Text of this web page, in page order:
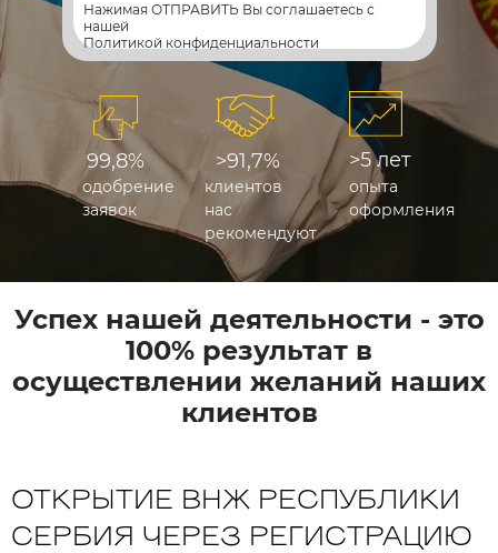
99,8%
одобрение
заявок
>5 лет
опыта
оформления
>91,7%
клиентов
нас
рекомендуют
Нажимая ОТПРАВИТЬ Вы соглашаетесь с
нашей
Политикой конфиденциальности
Успех нашей деятельности - это
100% результат в
осуществлении желаний наших
клиентов
ОТКРЫТИЕ ВНЖ РЕСПУБЛИКИ
СЕРБИЯ ЧЕРЕЗ РЕГИСТРАЦИЮ